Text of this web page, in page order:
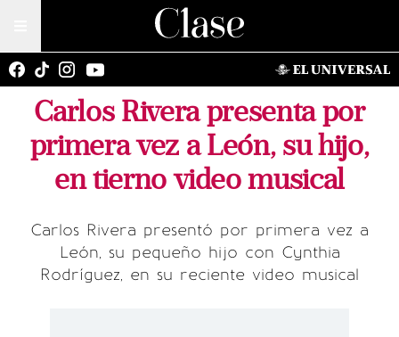
Carlos Rivera presenta por
primera vez a León, su hijo,
en tierno video musical
Carlos Rivera presentó por primera vez a
León, su pequeño hijo con Cynthia
Rodríguez, en su reciente video musical